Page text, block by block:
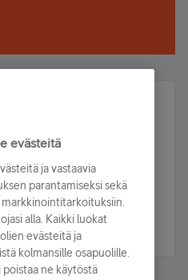
ja voita!
mukana arvonnassa.
evästeitä
ja vastaavia
parantamiseksi sekä
alla. Kaikki luokat
evästeitä ja
kolmansille osapuolille.
ne käytöstä